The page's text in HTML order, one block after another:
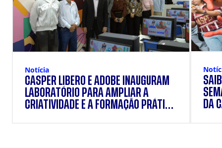
Notícia
CÁSPER LÍBERO E ADOBE INAUGURAM
LABORATÓRIO PARA AMPLIAR A
CRIATIVIDADE E A FORMAÇÃO PRÁTICA
DA